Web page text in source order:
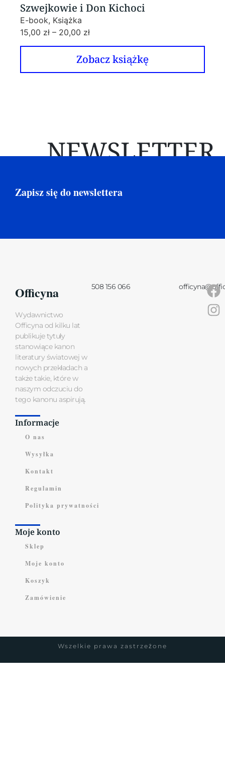
Szwejkowie i Don Kichoci
E-book, Książka
15,00 zł – 20,00 zł
Zobacz książkę
NEWSLETTER
Zapisz się do newslettera
Officyna
Wydawnictwo
Officyna od kilku lat
publikuje tytuły
stanowiące kanon
literatury światowej w
nowych przekładach a
także takie, które w
naszym odczuciu do
tego kanonu aspirują.
508 156 066
Informacje
O nas
Wysyłka
Kontakt
Regulamin
Polityka prywatności
Moje konto
Sklep
Moje konto
Koszyk
Zamówienie
Wszelkie prawa zastrzeżone